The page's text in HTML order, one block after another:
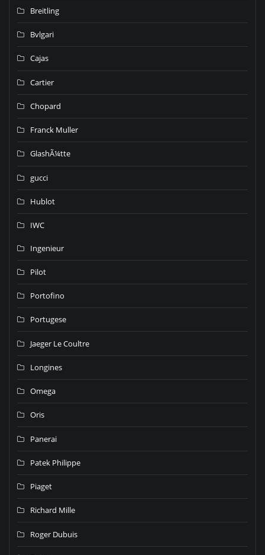
Breitling
Bvlgari
Cajas
Cartier
Chopard
Franck Muller
GlashÃ¼tte
gucci
Hublot
IWC
Ingenieur
Pilot
Portofino
Portugese
Jaeger Le Coultre
Longines
Omega
Oris
Panerai
Patek Philippe
Piaget
Richard Mille
Roger Dubuis